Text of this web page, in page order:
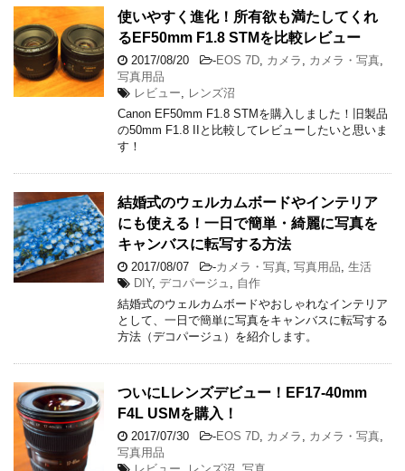
使いやすく進化！所有欲も満たしてくれ
るEF50mm F1.8 STMを比較レビュー
2017/08/20 -EOS 7D カメラ カメラ・写真
写真用品
レビュー
レンズ沼
Canon EF50mm F1.8 STMを購入しました！旧製品
の50mm F1.8 IIと比較してレビューしたいと思いま
す！
結婚式のウェルカムボードやインテリア
にも使える！一日で簡単・綺麗に写真を
キャンバスに転写する方法
2017/08/07 -カメラ・写真 写真用品 生活
DIY, デコパージュ
自作
結婚式のウェルカムボードやおしゃれなインテリア
として、一日で簡単に写真をキャンバスに転写する
方法（デコパージュ）を紹介します。
ついにLレンズデビュー！EF17-40mm
F4L USMを購入！
2017/07/30 -EOS 7D カメラ カメラ・写真
写真用品